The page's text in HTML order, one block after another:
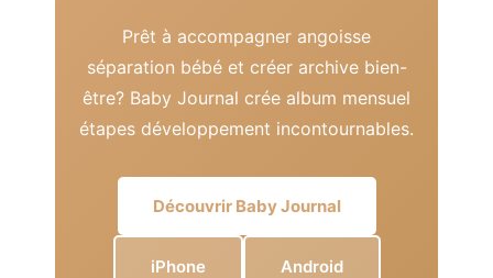
Prêt à accompagner angoisse
séparation bébé et créer archive bien-
être? Baby Journal crée album mensuel
étapes développement incontournables.
Découvrir Baby Journal
iPhone Android